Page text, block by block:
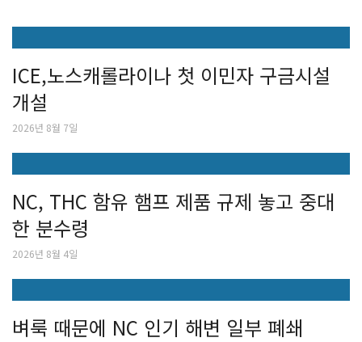
ICE,노스캐롤라이나 첫 이민자 구금시설
개설
2026년 8월 7일
NC, THC 함유 햄프 제품 규제 놓고 중대
한 분수령
2026년 8월 4일
벼룩 때문에 NC 인기 해변 일부 폐쇄